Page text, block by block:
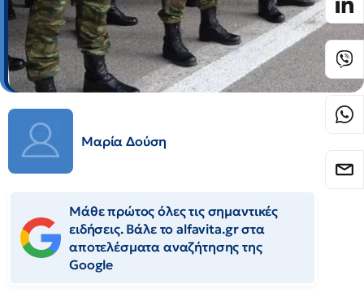
Μαρία Δούση
Μάθε πρώτος όλες τις σημαντικές
ειδήσεις. Βάλε το alfavita.gr στα
αποτελέσματα αναζήτησης της
Google